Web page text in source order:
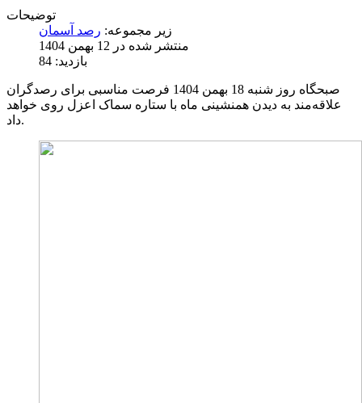
توضیحات
زیر مجموعه: رصد آسمان
منتشر شده در 12 بهمن 1404
بازدید: 84
صبحگاه روز شنبه 18 بهمن 1404 فرصت مناسبی برای رصدگران
علاقه‌مند به دیدن همنشینی ماه با ستاره سماک اعزل روی خواهد
داد.